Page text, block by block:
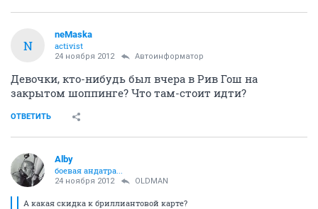
N
neMaska
activist
24 ноября 2012 Автоинформатор
Девочки, кто-нибудь был вчера в Рив Гош на
закрытом шоппинге? Что там-стоит идти?
ОТВЕТИТЬ
Alby
боевая андатра...
24 ноября 2012 OLDMAN
А какая скидка к бриллиантовой карте?